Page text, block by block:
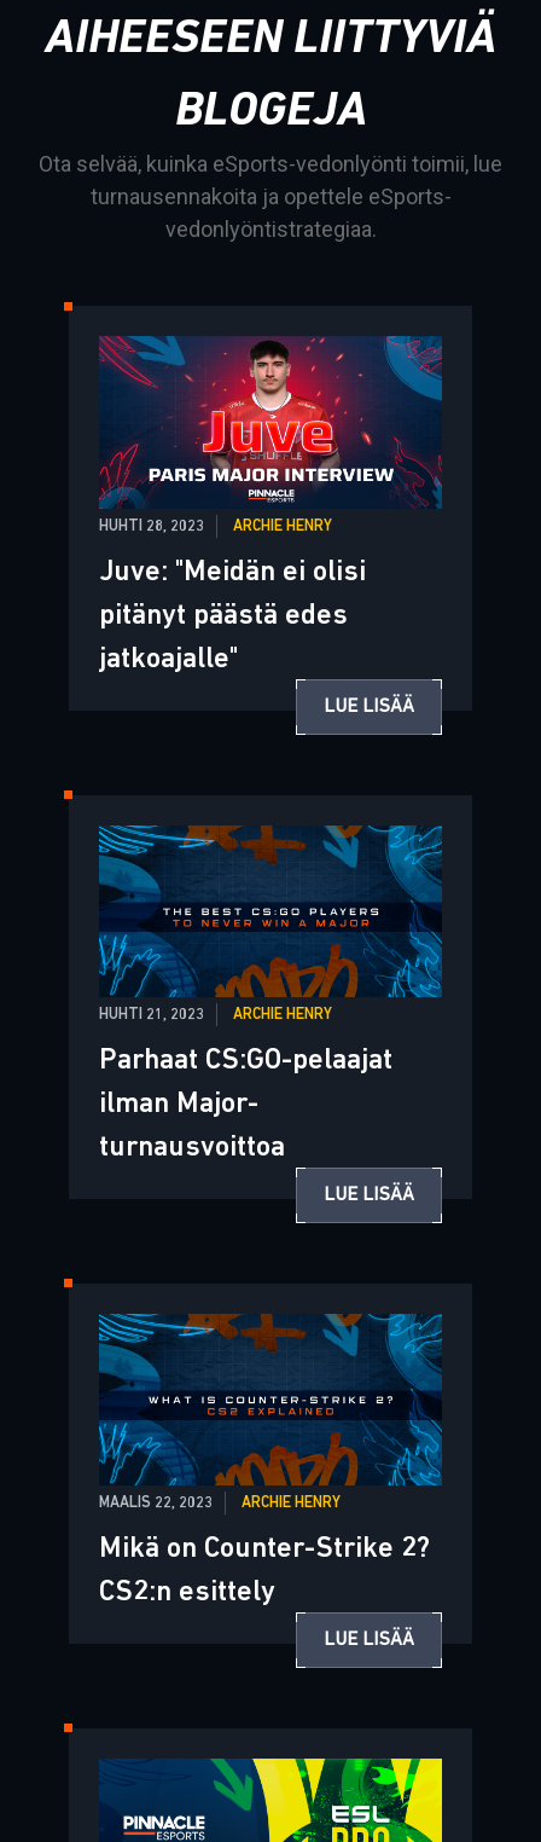
AIHEESEEN LIITTYVIÄ
BLOGEJA
Ota selvää, kuinka eSports-vedonlyönti toimii, lue
turnausennakoita ja opettele eSports-
vedonlyöntistrategiaa.
HUHTI 28, 2023 ARCHIE HENRY
Juve: "Meidän ei olisi
pitänyt päästä edes
jatkoajalle"
LUE LISÄÄ
HUHTI 21, 2023 ARCHIE HENRY
Parhaat CS:GO-pelaajat
ilman Major-
turnausvoittoa
LUE LISÄÄ
MAALIS 22, 2023 ARCHIE HENRY
Mikä on Counter-Strike 2?
CS2:n esittely
LUE LISÄÄ